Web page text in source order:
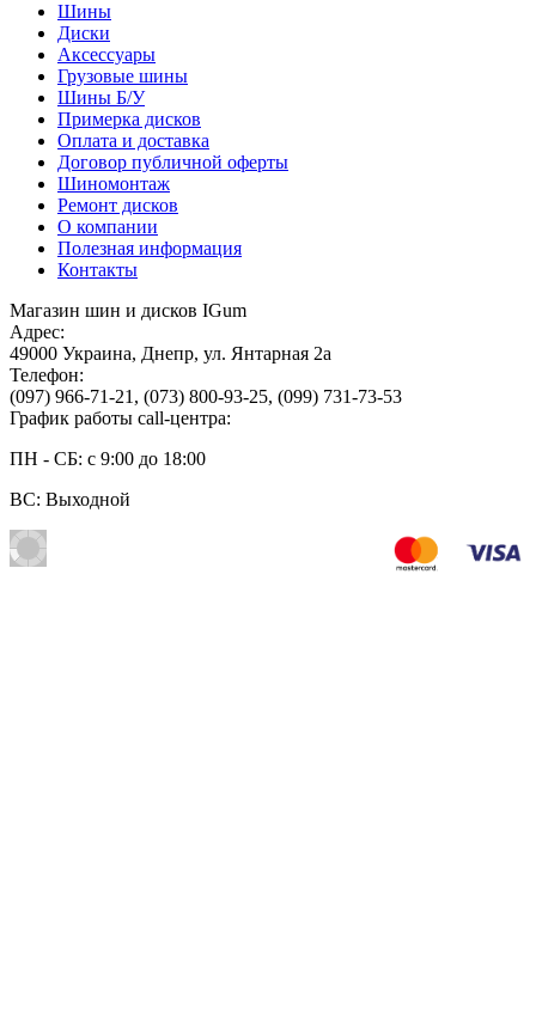
Шины
Диски
Аксессуары
Грузовые шины
Шины Б/У
Примерка дисков
Оплата и доставка
Договор публичной оферты
Шиномонтаж
Ремонт дисков
О компании
Полезная информация
Контакты
Магазин шин и дисков IGum
Адрес:
49000 Украина, Днепр, ул. Янтарная 2а
Телефон:
(097) 966-71-21 , (073) 800-93-25, (099) 731-73-53
График работы call-центра:
ПН - СБ: с 9:00 до 18:00
ВС: Выходной